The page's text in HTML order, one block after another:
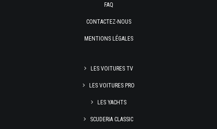
FAQ
CONTACTEZ-NOUS
MENTIONS LÉGALES
LES VOITURES TV
LES VOITURES PRO
LES YACHTS
SCUDERIA CLASSIC